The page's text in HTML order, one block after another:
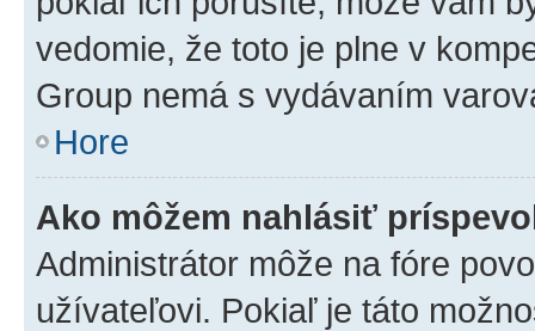
vedomie, že toto je plne v
Group nemá s vydávaním
Hore
Ako môžem nahlásiť
Administrátor môže na fóre
užívateľovi. Pokiaľ je táto